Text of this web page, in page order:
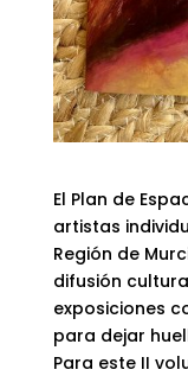
El Plan de
artistas
Región de
difusión
exposiciones
para dejar
Para este II